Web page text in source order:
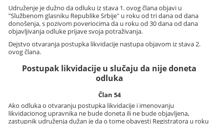
Udruženje je dužno da odluku iz stava 1. ovog člana objavi u
"Službenom glasniku Republike Srbije" u roku od tri dana od dana
donošenja, s pozivom poveriocima da u roku od 30 dana od dana
objavljivanja odluke prijave svoja potraživanja.
Dejstvo otvaranja postupka likvidacije nastupa objavom iz stava 2.
ovog člana.
Postupak likvidacije u slučaju da nije doneta
odluka
Član 54
Ako odluka o otvaranju postupka likvidacije i imenovanju
likvidacionog upravnika ne bude doneta ili ne bude objavljena,
zastupnik udruženja dužan je da o tome obavesti Registratora u roku